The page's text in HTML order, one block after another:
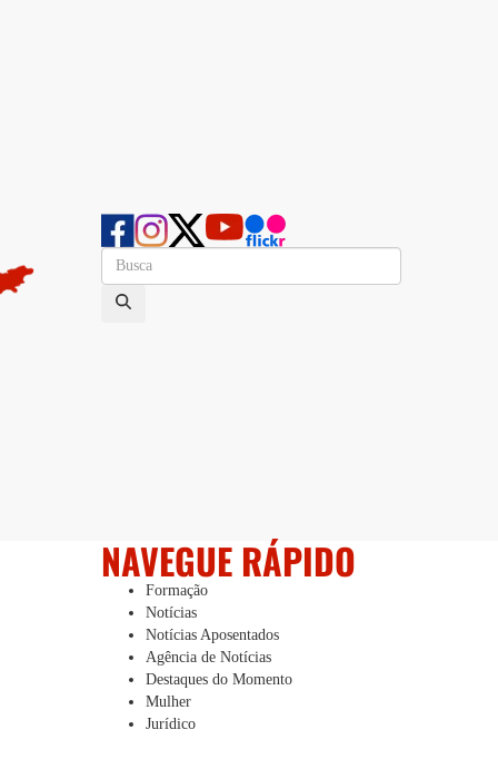
NAVEGUE RÁPIDO
Formação
Notícias
Notícias Aposentados
Agência de Notícias
Destaques do Momento
Mulher
Jurídico